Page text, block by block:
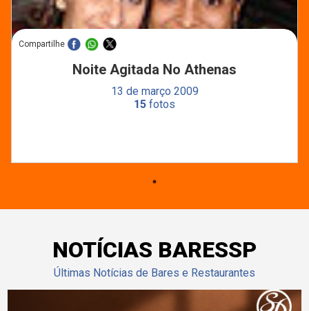
Compartilhe
Noite Agitada No Athenas
13 de março 2009
15 fotos
NOTÍCIAS BARESSP
Últimas Notícias de Bares e Restaurantes